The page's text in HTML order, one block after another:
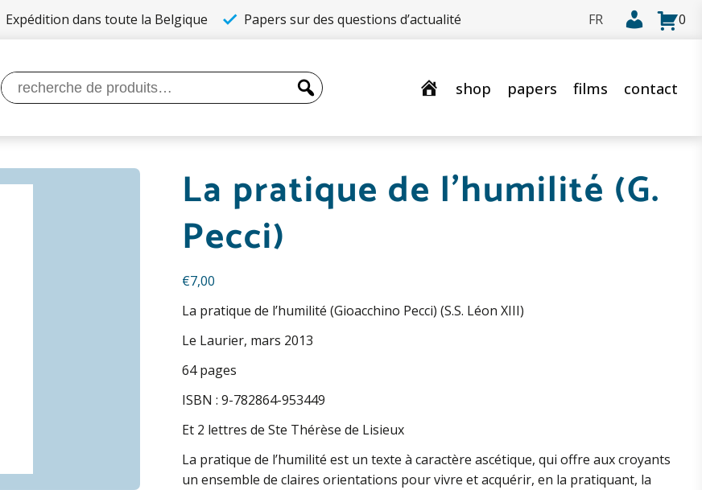
Expédition dans toute la Belgique Papers sur des questions d’actualité 0
Recherche
pour :
shop papers films contact
La pratique de l’humilité (G.
Pecci)
€7,00
La pratique de l’humilité (Gioacchino Pecci) (S.S. Léon XIII)
Le Laurier, mars 2013
64 pages
ISBN : 9-782864-953449
Et 2 lettres de Ste Thérèse de Lisieux
La pratique de l’humilité est un texte à caractère ascétique, qui offre aux croyants
un ensemble de claires orientations pour vivre et acquérir, en la pratiquant, la